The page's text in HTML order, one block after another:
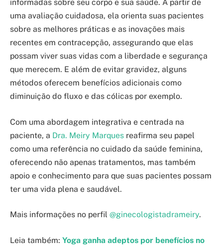
informadas sobre seu corpo e sua saúde. A partir de
uma avaliação cuidadosa, ela orienta suas pacientes
sobre as melhores práticas e as inovações mais
recentes em contracepção, assegurando que elas
possam viver suas vidas com a liberdade e segurança
que merecem. E além de evitar gravidez, alguns
métodos oferecem benefícios adicionais como
diminuição do fluxo e das cólicas por exemplo.
Com uma abordagem integrativa e centrada na
paciente, a Dra. Meiry Marques reafirma seu papel
como uma referência no cuidado da saúde feminina,
oferecendo não apenas tratamentos, mas também
apoio e conhecimento para que suas pacientes possam
ter uma vida plena e saudável.
Mais informações no perfil @ginecologistadrameiry.
Leia também: Yoga ganha adeptos por benefícios no